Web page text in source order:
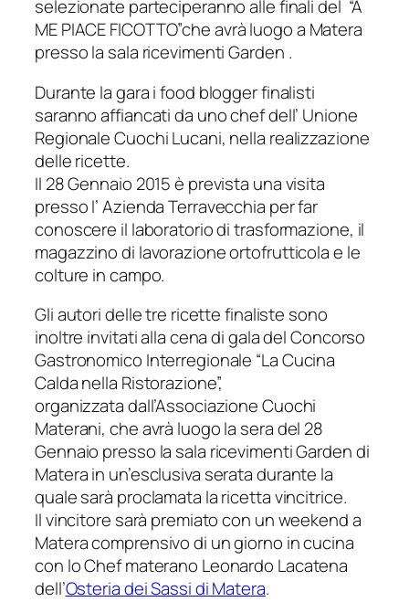
selezionate parteciperanno alle finali del “A
ME PIACE FICOTTO”che avrà luogo a Matera
presso la sala ricevimenti Garden .
Durante la gara i food blogger finalisti
saranno affiancati da uno chef dell’ Unione
Regionale Cuochi Lucani, nella realizzazione
delle ricette.
Il 28 Gennaio 2015 è prevista una visita
presso l’ Azienda Terravecchia per far
conoscere il laboratorio di trasformazione, il
magazzino di lavorazione ortofrutticola e le
colture in campo.
Gli autori delle tre ricette finaliste sono
inoltre invitati alla cena di gala del Concorso
Gastronomico Interregionale “La Cucina
Calda nella Ristorazione”,
organizzata dall’Associazione Cuochi
Materani, che avrà luogo la sera del 28
Gennaio presso la sala ricevimenti Garden di
Matera in un’esclusiva serata durante la
quale sarà proclamata la ricetta vincitrice.
Il vincitore sarà premiato con un weekend a
Matera comprensivo di un giorno in cucina
con lo Chef materano Leonardo Lacatena
dell’Osteria dei Sassi di Matera.